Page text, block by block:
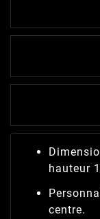
hauteur
centre.